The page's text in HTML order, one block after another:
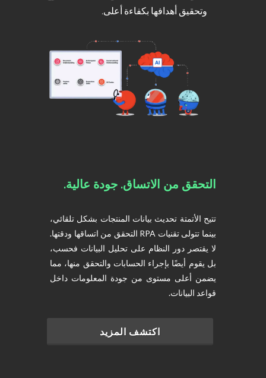
وتحقيق أهدافها بكفاءة أعلى.
التحقق من الاتساق. جودة عالية.
تتيح الأتمتة تحديث بيانات المنتجات بشكل تلقائي،
بينما تتولى تقنيات RPA التحقق من اتساقها ودقتها.
لا يقتصر دور النظام على تحليل البيانات فحسب،
بل يقوم أيضًا بإجراء الحسابات والتحقق منها، مما
يضمن أعلى مستوى من جودة المعلومات داخل
قواعد البيانات.
اكتشف المزيد